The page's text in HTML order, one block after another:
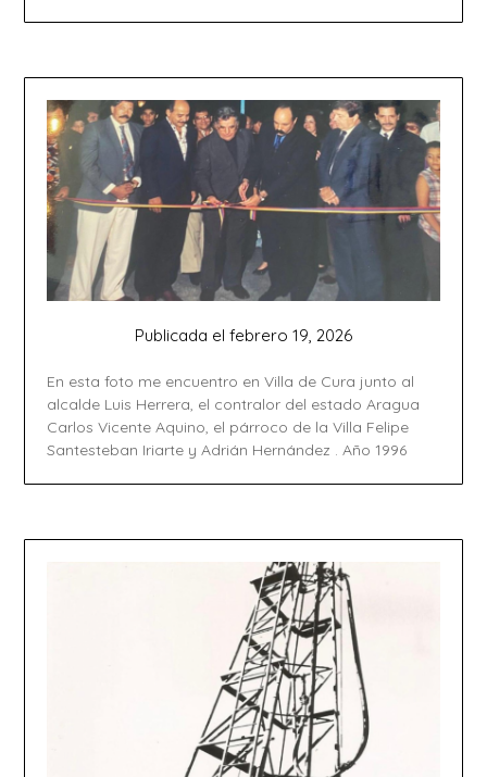
Publicada el febrero 19, 2026
En esta foto me encuentro en Villa de Cura junto al
alcalde Luis Herrera, el contralor del estado Aragua
Carlos Vicente Aquino, el párroco de la Villa Felipe
Santesteban Iriarte y Adrián Hernández . Año 1996